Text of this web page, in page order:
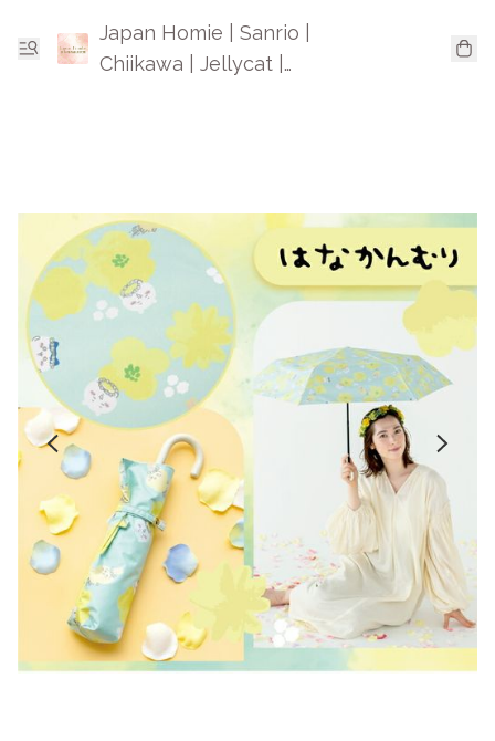
Japan Homie | Sanrio |
Chiikawa | Jellycat |